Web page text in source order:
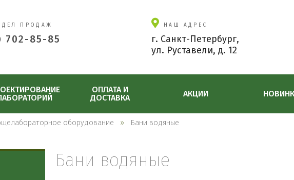
ПРОДАЖ
702-85-85
НАШ АДРЕС
г. Санкт-Петербург,
ул. Руставели, д. 12
ОПЛАТА И
ДОСТАВКА
АКЦИИ
оборудование Бани водяные
Бани водяные